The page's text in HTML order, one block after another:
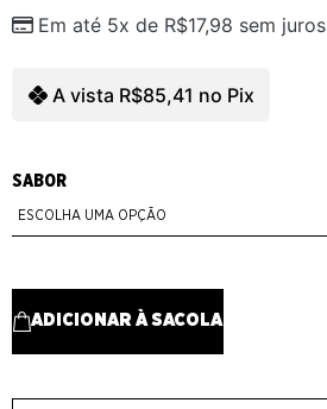
Em até 5x de R$17,98 sem juros
A vista R$85,41 no Pix
SABOR
ADICIONAR À SACOLA